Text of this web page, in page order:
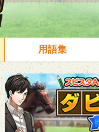
用語集